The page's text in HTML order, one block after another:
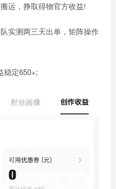
运，挣取得物官方收益!
实测两三天出单，矩阵操作
稳定650+;